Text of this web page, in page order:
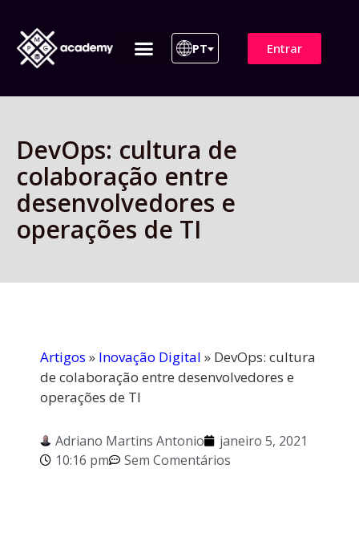
PT Entrar
DevOps: cultura de
colaboração entre
desenvolvedores e
operações de TI
Artigos » Inovação Digital » DevOps: cultura
de colaboração entre desenvolvedores e
operações de TI
Adriano Martins Antonio
janeiro 5, 2021
10:16 pm
Sem Comentários